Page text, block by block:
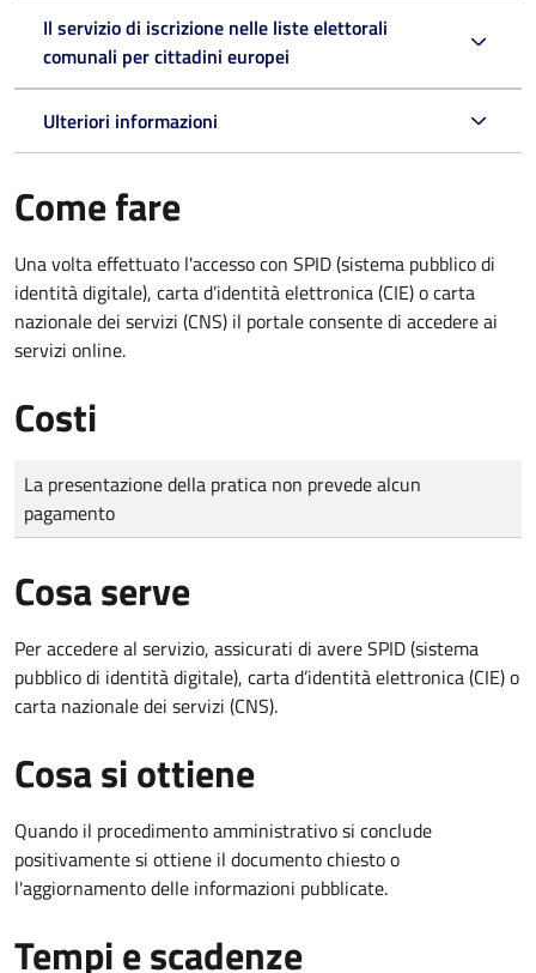
Il servizio di iscrizione nelle liste elettorali
comunali per cittadini europei
Ulteriori informazioni
Come fare
Una volta effettuato l'accesso con SPID (sistema pubblico di
identità digitale), carta d’identità elettronica (CIE) o carta
nazionale dei servizi (CNS) il portale consente di accedere ai
servizi online.
Costi
Tipo di pagamento
Importo
La presentazione della pratica non prevede alcun
pagamento
Cosa serve
Per accedere al servizio, assicurati di avere SPID (sistema
pubblico di identità digitale), carta d’identità elettronica (CIE) o
carta nazionale dei servizi (CNS).
Cosa si ottiene
Quando il procedimento amministrativo si conclude
positivamente si ottiene il documento chiesto o
l'aggiornamento delle informazioni pubblicate.
Tempi e scadenze